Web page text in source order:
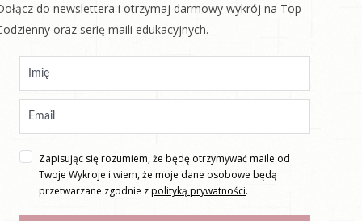
do newslettera i otrzymaj darmowy wykrój na Top
oraz serię maili edukacyjnych.
Zapisując się rozumiem, że będę otrzymywać maile od
Twoje Wykroje i wiem, że moje dane osobowe będą
przetwarzane zgodnie zpolityką prywatności.